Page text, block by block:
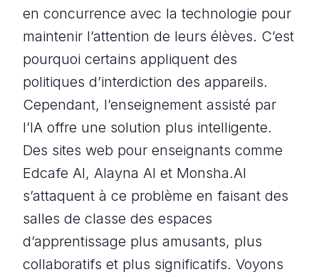
en concurrence avec la technologie pour
maintenir l’attention de leurs élèves. C’est
pourquoi certains appliquent des
politiques d’interdiction des appareils.
Cependant, l’enseignement assisté par
l’IA offre une solution plus intelligente.
Des sites web pour enseignants comme
Edcafe AI, Alayna AI et Monsha.AI
s’attaquent à ce problème en faisant des
salles de classe des espaces
d’apprentissage plus amusants, plus
collaboratifs et plus significatifs. Voyons